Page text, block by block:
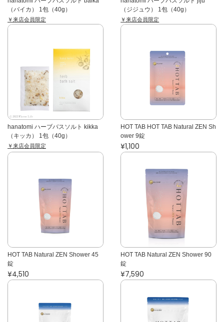
（バイカ） 1包（40g）
￥来店会員限定
（ジジュウ） 1包（40g）
￥来店会員限定
hanatomi ハーブバスソルト kikka
（キッカ） 1包（40g）
￥来店会員限定
HOT TAB HOT TAB Natural ZEN Sh
ower 9錠
¥1,100
HOT TAB Natural ZEN Shower 45
錠
¥4,510
HOT TAB Natural ZEN Shower 90
錠
¥7,590